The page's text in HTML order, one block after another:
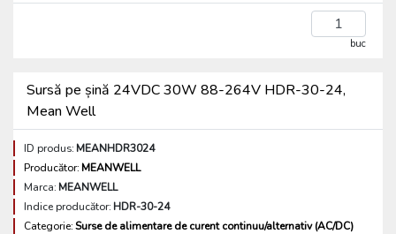
buc
Sursă pe șină 24VDC 30W 88-264V HDR-30-24,
Mean Well
ID produs:MEANHDR3024
Producător:MEANWELL
Marca:MEANWELL
Indice producător:HDR-30-24
Categorie:Surse de alimentare de curent continuu/alternativ (AC/DC)